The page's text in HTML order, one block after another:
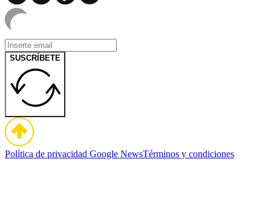
SUSCRÍBETE
Política de privacidad Google NewsTérminos y condiciones